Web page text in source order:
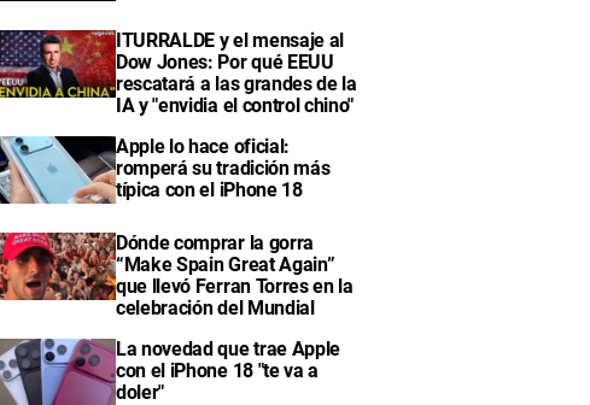
ITURRALDE y el mensaje al
Dow Jones: Por qué EEUU
rescatará a las grandes de la
IA y "envidia el control chino"
Apple lo hace oficial:
romperá su tradición más
típica con el iPhone 18
Dónde comprar la gorra
“Make Spain Great Again”
que llevó Ferran Torres en la
celebración del Mundial
La novedad que trae Apple
con el iPhone 18 "te va a
doler"